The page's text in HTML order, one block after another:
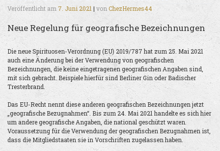
Veröffentlicht am 7. Juni 2021 | von ChezHermes44
Neue Regelung für geografische Bezeichnungen
Die neue Spirituosen-Verordnung (EU) 2019/787 hat zum 25. Mai 2021
auch eine Änderung bei der Verwendung von geografischen
Bezeichnungen, die keine eingetragenen geografischen Angaben sind,
mit sich gebracht. Beispiele hierfür sind Berliner Gin oder Badischer
Tresterbrand.
Das EU-Recht nennt diese anderen geografischen Bezeichnungen jetzt
„geografische Bezugnahmen“. Bis zum 24. Mai 2021 handelte es sich hier
um andere geografische Angaben, die national geschützt waren.
Voraussetzung für die Verwendung der geografischen Bezugnahmen ist,
dass die Mitgliedstaaten sie in Vorschriften zugelassen haben.